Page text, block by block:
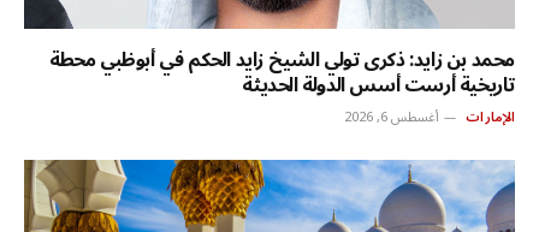
محمد بن زايد: ذكرى تولي الشيخ زايد الحكم في أبوظبي محطة
تاريخية أرست أسس الدولة الحديثة
الإمارات أغسطس 6, 2026